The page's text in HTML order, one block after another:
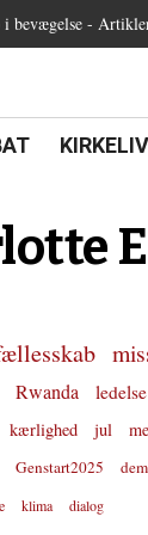
bevægelse -
21.0:
KIRKELIV
Rwanda ledelse
kærlighed jul
Genstart2025
klima dialog